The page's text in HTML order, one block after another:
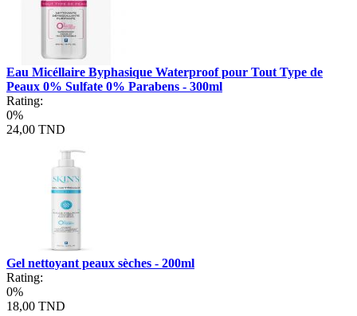
Eau Micéllaire Byphasique Waterproof pour Tout Type de
Peaux 0% Sulfate 0% Parabens - 300ml
Rating:
0%
24,00 TND
Gel nettoyant peaux sèches - 200ml
Rating:
0%
18,00 TND